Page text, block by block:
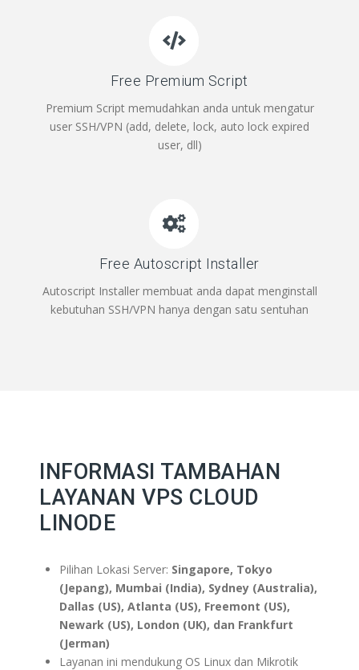
Free Premium Script
Premium Script memudahkan anda untuk mengatur
user SSH/VPN (add, delete, lock, auto lock expired
user, dll)
Free Autoscript Installer
Autoscript Installer membuat anda dapat menginstall
kebutuhan SSH/VPN hanya dengan satu sentuhan
INFORMASI TAMBAHAN
LAYANAN VPS CLOUD
LINODE
Pilihan Lokasi Server: Singapore, Tokyo
(Jepang), Mumbai (India), Sydney (Australia),
Dallas (US), Atlanta (US), Freemont (US),
Newark (US), London (UK), dan Frankfurt
(Jerman)
Layanan ini mendukung OS Linux dan Mikrotik